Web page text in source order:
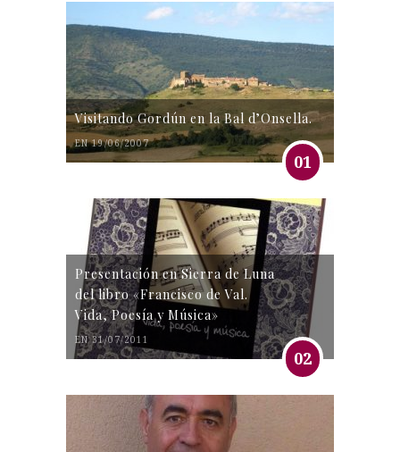
Visitando Gordún en la Bal d’Onsella.
EN 19/06/2007
01
Presentación en Sierra de Luna
del libro «Francisco de Val.
Vida, Poesía y Música»
EN 31/07/2011
02